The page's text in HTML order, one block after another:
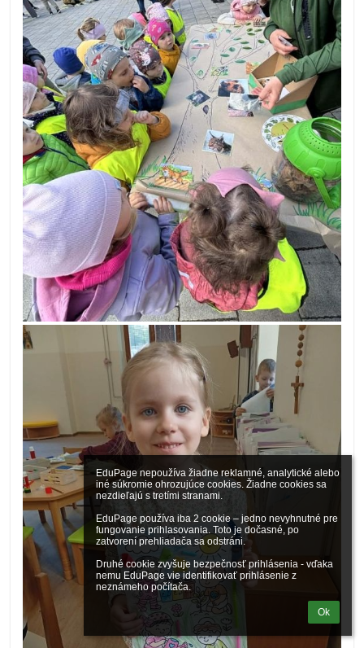
EduPage nepoužíva žiadne reklamné, analytické alebo
iné súkromie ohrozujúce cookies. Žiadne cookies sa
nezdieľajú s tretími stranami.
EduPage používa iba 2 cookie – jedno nevyhnutné pre
fungovanie prihlasovania. Toto je dočasné, po
zatvorení prehliadača sa odstráni.
Druhé cookie zvyšuje bezpečnosť prihlásenia - vďaka
nemu EduPage vie identifikovať prihlásenie z
neznámeho počítača.
Ok